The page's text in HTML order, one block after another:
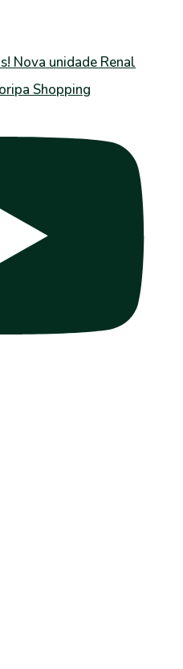
Nova unidade Renal
Shopping